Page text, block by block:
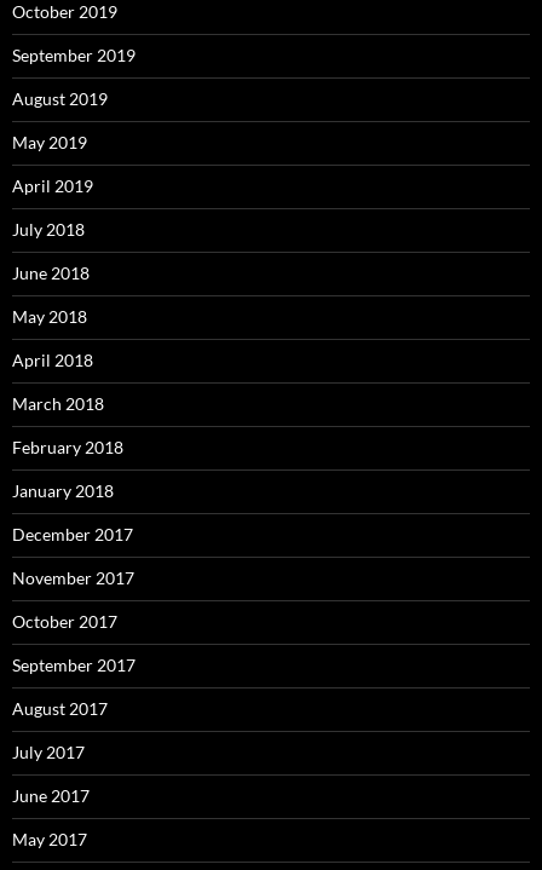
October 2019
September 2019
August 2019
May 2019
April 2019
July 2018
June 2018
May 2018
April 2018
March 2018
February 2018
January 2018
December 2017
November 2017
October 2017
September 2017
August 2017
July 2017
June 2017
May 2017